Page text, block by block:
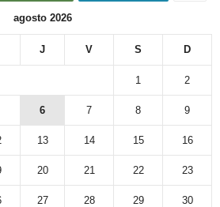
agosto 2026
J V S D
1 2
6 7 8 9
13 14 15 16
20 21 22 23
27 28 29 30